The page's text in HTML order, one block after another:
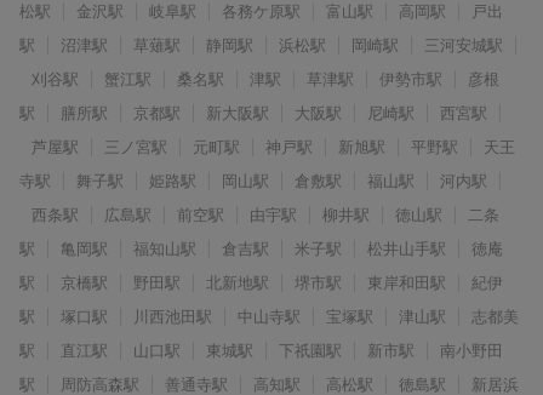
松駅
金沢駅 岐阜駅 各務ケ原駅 富山駅 高岡駅
戸出
駅
沼津駅 草薙駅 静岡駅 浜松駅 岡崎駅
三河安城駅
刈谷駅
蟹江駅 桑名駅 津駅 草津駅 伊勢市駅
彦根
駅
膳所駅 京都駅 新大阪駅 大阪駅 尼崎駅
西宮駅
芦屋駅
三ノ宮駅 元町駅 神戸駅 新旭駅 平野駅
天王
寺駅
舞子駅 姫路駅 岡山駅 倉敷駅 福山駅
河内駅
西条駅
広島駅 前空駅 由宇駅 柳井駅 徳山駅
二条
駅
亀岡駅 福知山駅 倉吉駅 米子駅 松井山手駅
徳庵
駅
京橋駅 野田駅 北新地駅 堺市駅 東岸和田駅
紀伊
駅
塚口駅 川西池田駅 中山寺駅 宝塚駅 津山駅
志都美
駅
直江駅 山口駅 東城駅 下祇園駅 新市駅
南小野田
駅
周防高森駅 善通寺駅 高知駅 高松駅 徳島駅
新居浜